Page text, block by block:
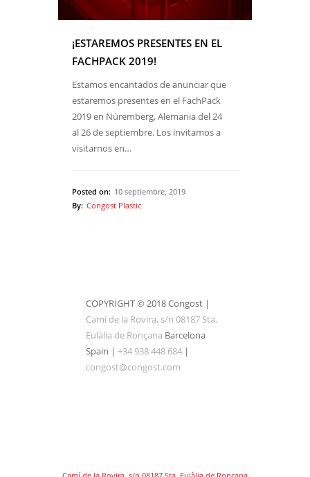
¡ESTAREMOS PRESENTES EN EL
FACHPACK 2019!
Estamos encantados de anunciar que
estaremos presentes en el FachPack
2019 en Núremberg, Alemania del 24
al 26 de septiembre. Los invitamos a
visitarnos en…
Posted on: 10 septiembre, 2019
By: Congost Plastic
COPYRIGHT © 2018 Congost |
Camí de la Rovira, s/n 08187 Sta.
Eulàlia de Ronçana Barcelona
Spain | +34 938 448 684 |
congost@congost.com